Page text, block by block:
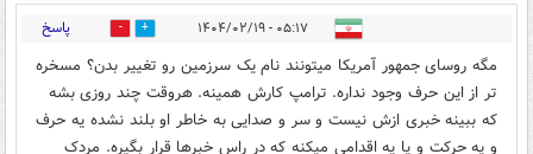
۰۵:۱۷ - ۱۴۰۴/۰۲/۱۹ 2 پاسخ
مگه روسای جمهور آمریکا میتونند نام یک سرزمین رو تغییر بدن؟ مسخره
تر از این حرف وجود نداره. ترامپ کارش همینه. هروقت چند روزی بشه
که ببینه خبری ازش نیست و سر و صدایی به خاطر او بلند نشده یه حرف
و یه حرکت و یا یه اقدامی میکنه که در راس خبرها قرار بگیره. مردک